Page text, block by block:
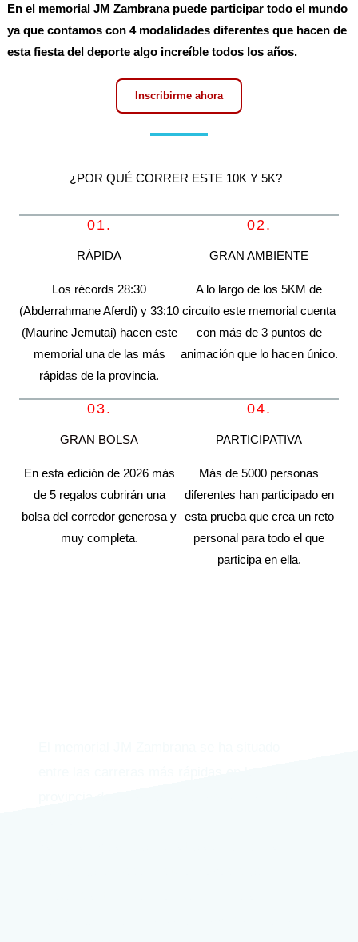
En el memorial JM Zambrana puede participar todo el mundo
ya que contamos con 4 modalidades diferentes que hacen de
esta fiesta del deporte algo increíble todos los años.
Inscribirme ahora
¿POR QUÉ CORRER ESTE 10K Y 5K?
01.
RÁPIDA
Los récords 28:30
(Abderrahmane Aferdi) y 33:10
(Maurine Jemutai) hacen este
memorial una de las más
rápidas de la provincia.
02.
GRAN AMBIENTE
A lo largo de los 5KM de
circuito este memorial cuenta
con más de 3 puntos de
animación que lo hacen único.
03.
GRAN BOLSA
En esta edición de 2026 más
de 5 regalos cubrirán una
bolsa del corredor generosa y
muy completa.
04.
PARTICIPATIVA
Más de 5000 personas
diferentes han participado en
esta prueba que crea un reto
personal para todo el que
participa en ella.